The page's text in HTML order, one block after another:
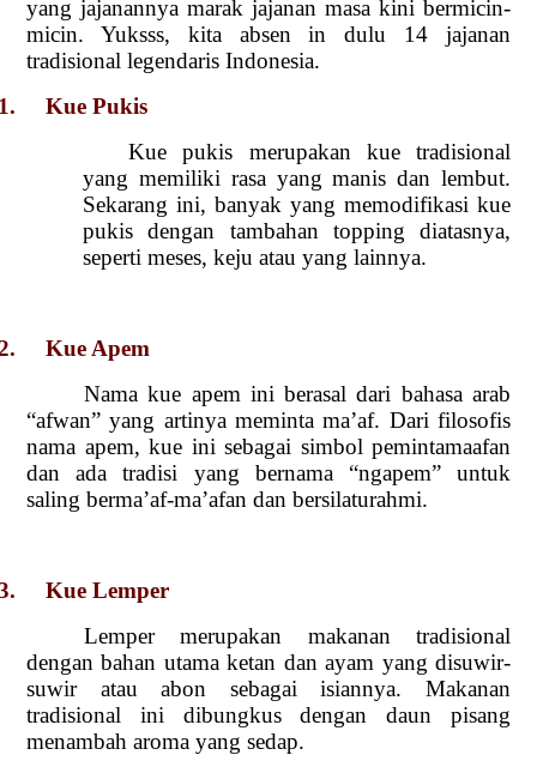
yang jajanannya marak jajanan masa kini bermicin-
micin. Yuksss, kita absen in dulu 14 jajanan
tradisional legendaris Indonesia.
Kue Pukis
Kue pukis merupakan kue tradisional
yang memiliki rasa yang manis dan lembut.
Sekarang ini, banyak yang memodifikasi kue
pukis dengan tambahan topping diatasnya,
seperti meses, keju atau yang lainnya.
Kue Apem
Nama kue apem ini berasal dari bahasa arab
“afwan” yang artinya meminta ma’af. Dari filosofis
nama apem, kue ini sebagai simbol pemintamaafan
dan ada tradisi yang bernama “ngapem” untuk
saling berma’af-ma’afan dan bersilaturahmi.
Kue Lemper
Lemper merupakan makanan tradisional
dengan bahan utama ketan dan ayam yang disuwir-
suwir atau abon sebagai isiannya. Makanan
tradisional ini dibungkus dengan daun pisang
menambah aroma yang sedap.